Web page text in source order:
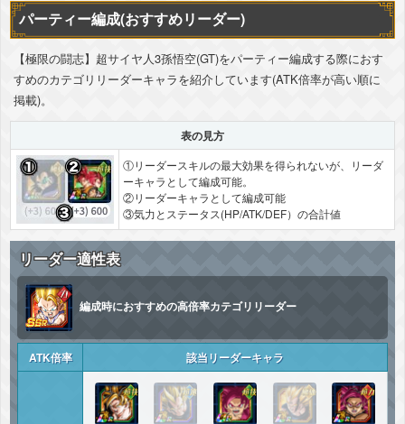
パーティー編成(おすすめリーダー)
【極限の闘志】超サイヤ人3孫悟空(GT)をパーティー編成する際におす
すめのカテゴリリーダーキャラを紹介しています(ATK倍率が高い順に
掲載)。
表の見方
①リーダースキルの最大効果を得られないが、リーダ
ーキャラとして編成可能。
②リーダーキャラとして編成可能
③気力とステータス(HP/ATK/DEF）の合計値
リーダー適性表
編成時におすすめの高倍率カテゴリリーダー
ATK倍率 該当リーダーキャラ